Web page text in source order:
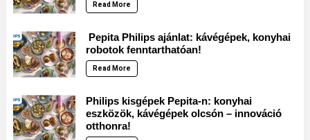
Read More
Pepita Philips ajánlat: kávégépek, konyhai
robotok fenntarthatóan!
Read More
Philips kisgépek Pepita-n: konyhai
eszközök, kávégépek olcsón – innováció
otthonra!